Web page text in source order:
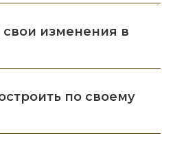
изменения в
по своему